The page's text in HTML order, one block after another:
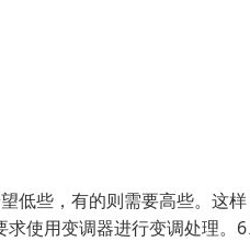
低些，有的则需要高些。这
使用变调器进行变调处理。